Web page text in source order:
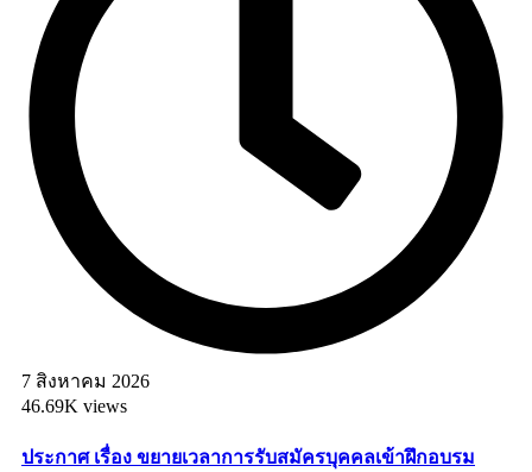
7 สิงหาคม 2026
46.69K views
ประกาศ เรื่อง ขยายเวลาการรับสมัครบุคคลเข้าฝึกอบรม